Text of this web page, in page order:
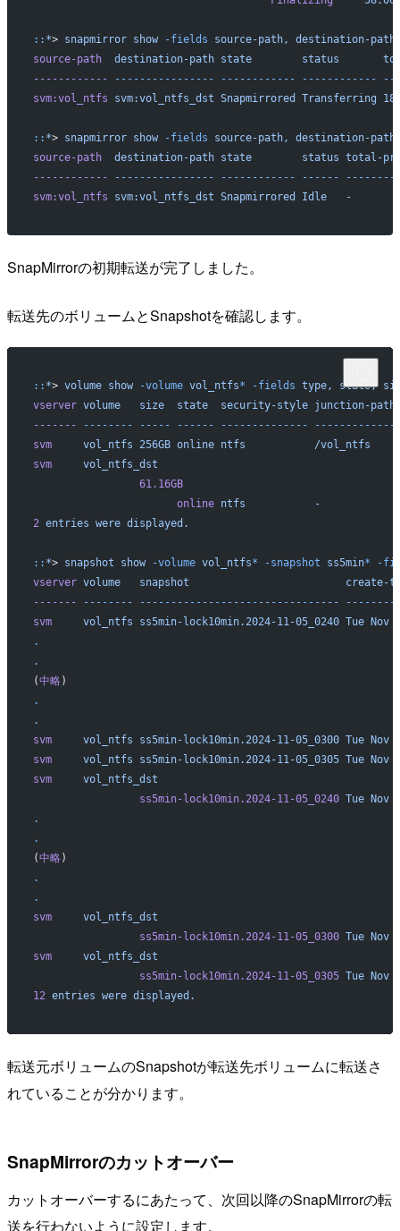
:: *> snapmirror show -fields source-path,
destination-
source-path
  destination-path
state
        status
------------ ---------------- ------------ ------------
svm:vol_ntfs svm:vol_ntfs_dst Snapmirrored Transferring
:: *> snapmirror show -fields source-path,
destination-
source-path
  destination-path
state
        status
total-
------------ ---------------- ------------ ------
svm:vol_ntfs svm:vol_ntfs_dst Snapmirrored Idle
   -
SnapMirrorの初期転送が完了しました。
転送先のボリュームとSnapshotを確認します。
:: *> volume show -volume vol_ntfs* -fields type, state,
vserver volume
   size
  state
  security-style
junction-path
------- -------- ----- ------ -------------- -------------
svm
     vol_ntfs
256GB online ntfs
           /vol_ntfs
svm
     vol_ntfs_dst
                 61.16GB
                       online
ntfs
           -
2 entries were displayed.
:: *> snapshot show -volume vol_ntfs* -snapshot ss5min* -
vserver volume
   snapshot
create-
------- -------- --------------------------------
svm
     vol_ntfs
ss5min-lock10min.2024-11-05_0240 Tue Nov
.
.
(中略)
.
.
svm
     vol_ntfs
ss5min-lock10min.2024-11-05_0300 Tue Nov
svm
     vol_ntfs
ss5min-lock10min.2024-11-05_0305 Tue Nov
svm
     vol_ntfs_dst
                 ss5min-lock10min.2024-11-05_0240
Tue Nov
.
.
(中略)
.
.
svm
     vol_ntfs_dst
                 ss5min-lock10min.2024-11-05_0300
Tue Nov
svm
     vol_ntfs_dst
                 ss5min-lock10min.2024-11-05_0305
Tue Nov
12 entries were displayed.
転送元ボリュームのSnapshotが転送先ボリュームに転送さ
れていることが分かります。
SnapMirrorのカットオーバー
カットオーバーするにあたって、次回以降のSnapMirrorの転
送を行わないように設定します。